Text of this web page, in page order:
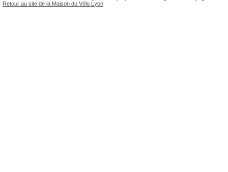
Retour au site de la Maison du Vélo Lyon